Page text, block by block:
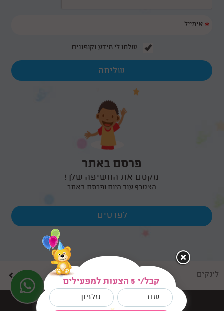
*
שלחו לי מידע וקופונים
פרסם באתר
מקסם את החשיפה שלך!
הצטרף עוד היום ופרסם באתר
לפרטים
לינקים
בניית אתרים dooble
קבל/י 5 הצעות למפעילים